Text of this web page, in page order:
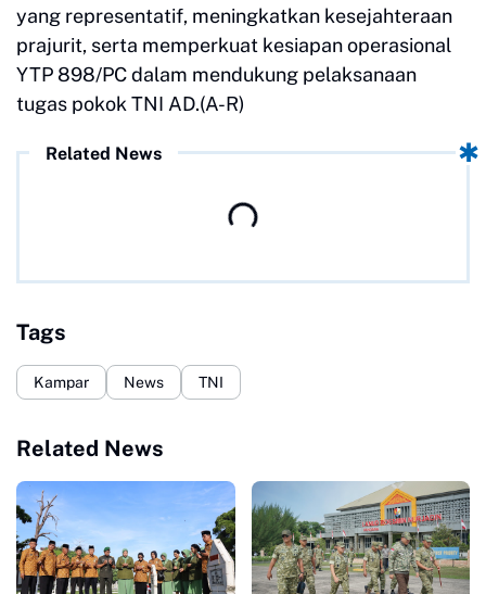
yang representatif, meningkatkan kesejahteraan
prajurit, serta memperkuat kesiapan operasional
YTP 898/PC dalam mendukung pelaksanaan
tugas pokok TNI AD.(A-R)
Related News
Tags
Kampar News TNI
Related News